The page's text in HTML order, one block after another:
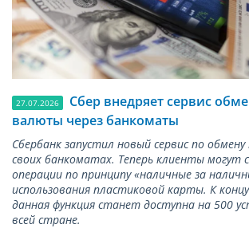
27.07.2026
Сбер внедряет сервис
валюты через банкоматы
Сбербанк запустил новый сервис по
своих банкоматах. Теперь клиенты могут
операции по принципу «наличные за
использования пластиковой карты. К
данная функция станет доступна на 500
всей стране.